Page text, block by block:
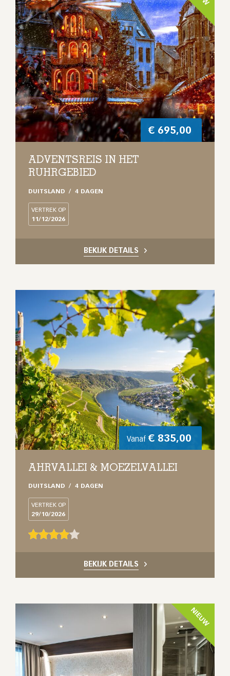
€ 695,00
ADVENTSREIS IN HET
RUHRGEBIED
DUITSLAND 4 DAGEN
VERTREK OP
11/12/2026
BEKIJK DETAILS
Vanaf € 835,00
AHRVALLEI & MOEZELVALLEI
DUITSLAND 4 DAGEN
VERTREK OP
29/10/2026
BEKIJK DETAILS
NIEUW